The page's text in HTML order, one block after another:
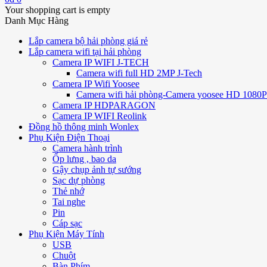
Your shopping cart is empty
Danh Mục Hàng
Lắp camera bộ hải phòng giá rẻ
Lắp camera wifi tại hải phòng
Camera IP WIFI J-TECH
Camera wifi full HD 2MP J-Tech
Camera IP Wifi Yoosee
Camera wifi hải phòng-Camera yoosee HD
Camera IP HDPARAGON
Camera IP WIFI Reolink
Đồng hồ thông minh Wonlex
Phụ Kiện Điện Thoại
Camera hành trình
Ốp lưng , bao da
Gậy chụp ảnh tự sướng
Sạc dự phòng
Thẻ nhớ
Tai nghe
Pin
Cáp sạc
Phụ Kiện Máy Tính
USB
Chuột